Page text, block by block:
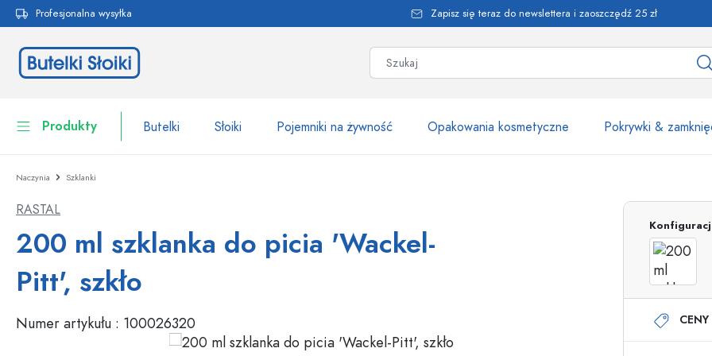
Przejdź do głównej nawigacji
Profesjonalna wysyłka Zapisz się teraz do newslettera i zaoszczędź 25 zł
Produkty Butelki Słoiki Pojemniki na żywność Opakowania kosmetyczne Pokrywki &
Butelki
Pojemniki na żywność
Naczynia
Opakowania kosmetyczne
Butelki według marki
Butelki WECK
Butelki Estal
Butelki z klipsem
Butelki ze spryskiwaczem
Dozowniki airless
Butelki roll-on
Naczynia Szklanki
RASTAL
200 ml szklanka do picia 'Wackel-
Pitt', szkło
Numer artykułu : 100026320